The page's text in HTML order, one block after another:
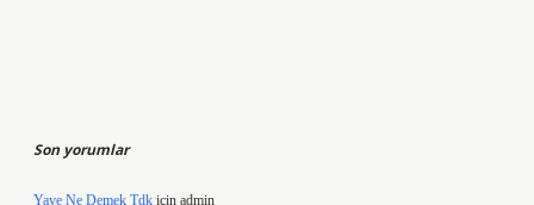
Son yorumlar
Yave Ne Demek Tdk için admin